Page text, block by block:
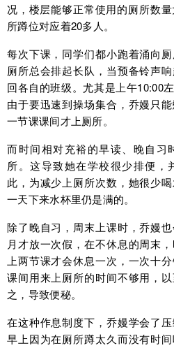
况，楼层能够正常使用的厕所数
所蹲位对应着20多人。
每次下课，同学们都小跑着涌向
厕所总会排起长队，当预备铃声
回各自的班级。尤其是上午10:00
由于要迅速到操场集合，乔嫚只
一节课课间才上厕所。
而时间相对充裕的早读、晚自习
所。这导致她在学校很少排便，
此，为减少上厕所次数，她很少
一天下来水杯里仍是满的。
除了晚自习，周末上课时，乔嫚
月才放一次假，在不休息的周末
上两节课才会休息一次，一次十
课间用来上厕所的时间不够用，
之，导致便秘。
在这种作息制度下，乔嫚学会了
早上因为在厕所蹲太久而没有时